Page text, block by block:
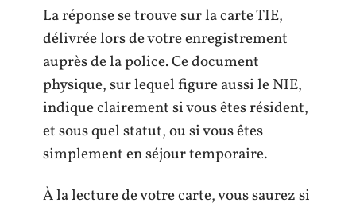
La réponse se trouve sur la carte TIE,
délivrée lors de votre enregistrement
auprès de la police. Ce document
physique, sur lequel figure aussi le NIE,
indique clairement si vous êtes résident,
et sous quel statut, ou si vous êtes
simplement en séjour temporaire.
À la lecture de votre carte, vous saurez si